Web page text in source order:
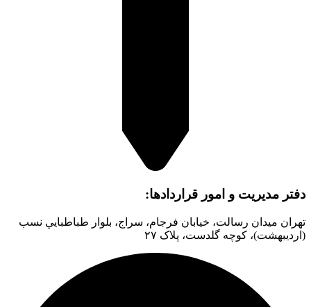
دفتر مدیریت و امور قراردادها:
تهران میدان رسالت، خیابان فرجام، سراج، بلوار طباطبايي نسب
(ارديبهشت)، کوچه گلدست، پلاک ۲۷